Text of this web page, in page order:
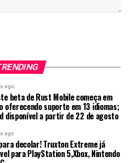
ago
beta de Rust Mobile começa em
oferecendo suporte em 13 idiomas;
disponível a partir de 22 de agosto
ago
decolar! Truxton Extreme já
para PlayStation 5,Xbox, Nintendo